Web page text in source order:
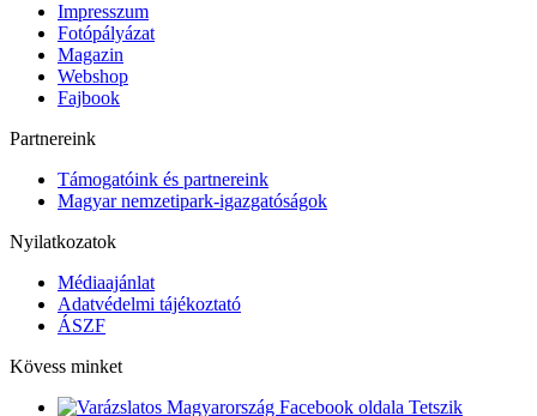
Impresszum
Fotópályázat
Magazin
Webshop
Fajbook
Partnereink
Támogatóink és partnereink
Magyar nemzetipark-igazgatóságok
Nyilatkozatok
Médiaajánlat
Adatvédelmi tájékoztató
ÁSZF
Kövess minket
Tetszik